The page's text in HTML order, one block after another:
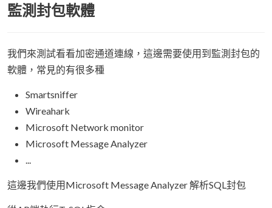
監測封包軟體
我們來測試看看加密通道連線，這邊需要使用到監測封包的
軟體，常見的有很多種
Smartsniffer
Wireahark
Microsoft Network monitor
Microsoft Message Analyzer
...
這邊我們使用Microsoft Message Analyzer 解析SQL封包